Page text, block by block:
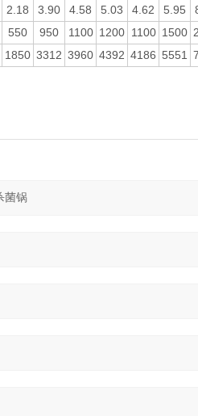
2.18 3.90 4.58 5.03 4.62 5.95
550 950 1100 1200 1100 1500
1850 3312 3960 4392 4186 5551